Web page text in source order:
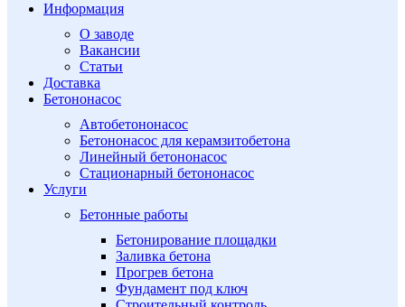
Информация
О заводе
Вакансии
Статьи
Доставка
Бетононасос
Автобетононасос
Бетононасос для керамзитобетона
Линейный бетононасос
Стационарный бетононасос
Услуги
Бетонные работы
Бетонирование площадки
Заливка бетона
Прогрев бетона
Фундамент под ключ